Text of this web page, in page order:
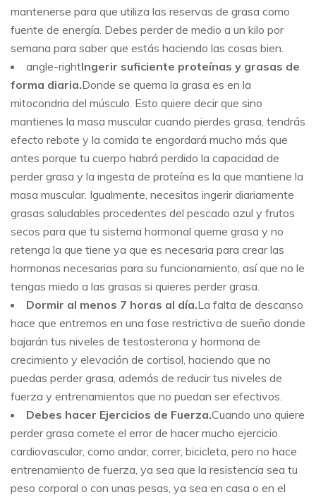
mantenerse para que utiliza las reservas de grasa como
fuente de energía. Debes perder de medio a un kilo por
semana para saber que estás haciendo las cosas bien.
angle-rightIngerir suficiente proteínas y grasas de
forma diaria.Donde se quema la grasa es en la
mitocondria del músculo. Esto quiere decir que sino
mantienes la masa muscular cuando pierdes grasa, tendrás
efecto rebote y la comida te engordará mucho más que
antes porque tu cuerpo habrá perdido la capacidad de
perder grasa y la ingesta de proteína es la que mantiene la
masa muscular. Igualmente, necesitas ingerir diariamente
grasas saludables procedentes del pescado azul y frutos
secos para que tu sistema hormonal queme grasa y no
retenga la que tiene ya que es necesaria para crear las
hormonas necesarias para su funcionamiento, así que no le
tengas miedo a las grasas si quieres perder grasa.
Dormir al menos 7 horas al día.La falta de descanso
hace que entremos en una fase restrictiva de sueño donde
bajarán tus niveles de testosterona y hormona de
crecimiento y elevación de cortisol, haciendo que no
puedas perder grasa, además de reducir tus niveles de
fuerza y entrenamientos que no puedan ser efectivos.
Debes hacer Ejercicios de Fuerza.Cuando uno quiere
perder grasa comete el error de hacer mucho ejercicio
cardiovascular, como andar, correr, bicicleta, pero no hace
entrenamiento de fuerza, ya sea que la resistencia sea tu
peso corporal o con unas pesas, ya sea en casa o en el